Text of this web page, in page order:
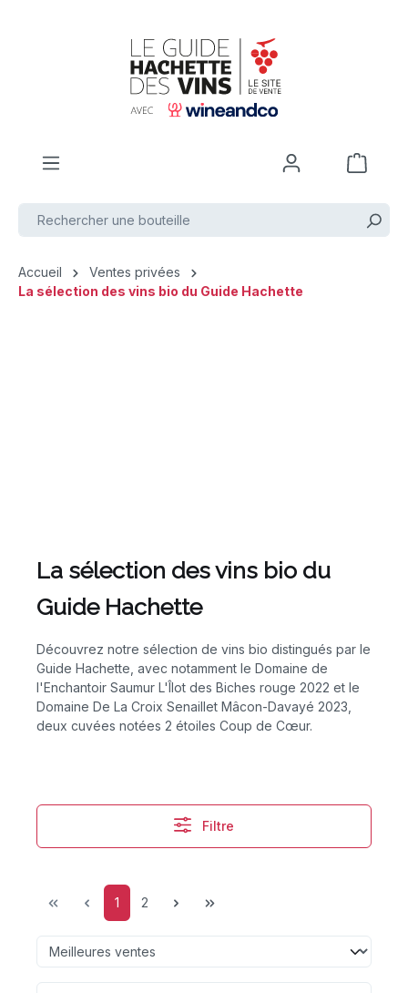
Accueil
Ventes privées
La sélection des vins bio du Guide Hachette
La sélection des vins bio du
Guide Hachette
Découvrez notre sélection de vins bio distingués par le
Guide Hachette, avec notamment le Domaine de
l'Enchantoir Saumur L'Îlot des Biches rouge 2022 et le
Domaine De La Croix Senaillet Mâcon-Davayé 2023,
deux cuvées notées 2 étoiles Coup de Cœur.
Filtre
Page
1 Page
2